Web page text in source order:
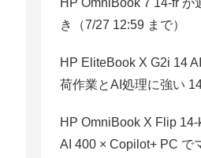
き（7/27 12:59 まで）
HP EliteBook X G2i 14
荷作業とAI処理に強い
HP OmniBook X Flip
AI 400 × Copilot+ PC で